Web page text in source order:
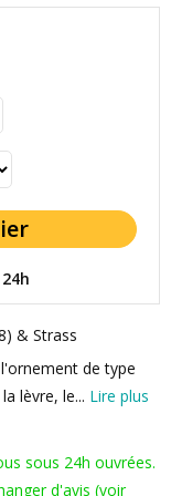
& Strass
de type
lèvre, le... Lire plus
sous 24h ouvrées.
d'avis (voir